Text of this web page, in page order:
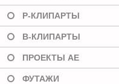
Р-КЛИПАРТЫ
В-КЛИПАРТЫ
ПРОЕКТЫ AE
ФУТАЖИ